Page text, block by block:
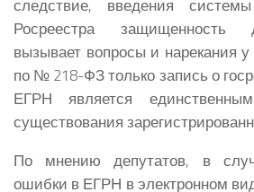
следствие, введения
Росреестра защищенность
вызывает вопросы и нарекания у
по № 218-ФЗ только запись о
ЕГРН является единственным
существования
По мнению депутатов, в
ошибки в ЕГРН в электронном